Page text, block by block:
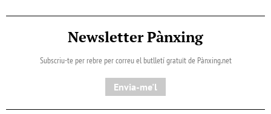
Newsletter Pànxing
Subscriu-te per rebre per correu el butlletí gratuït de Pànxing.net​
Envia-me'l